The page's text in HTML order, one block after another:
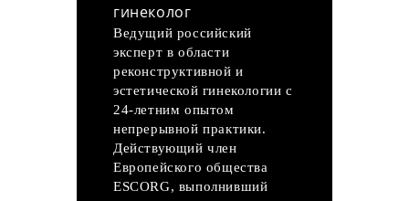
гинеколог
Ведущий российский
эксперт в области
реконструктивной и
эстетической гинекологии с
24-летним опытом
непрерывной практики.
Действующий член
Европейского общества
ESCORG, выполнивший